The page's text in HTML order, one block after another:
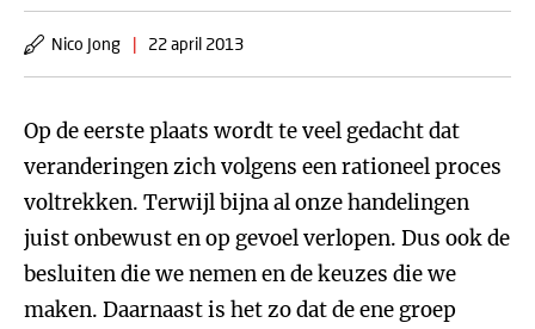
Nico Jong | 22 april 2013
Op de eerste plaats wordt te veel gedacht dat
veranderingen zich volgens een rationeel proces
voltrekken. Terwijl bijna al onze handelingen
juist onbewust en op gevoel verlopen. Dus ook de
besluiten die we nemen en de keuzes die we
maken. Daarnaast is het zo dat de ene groep